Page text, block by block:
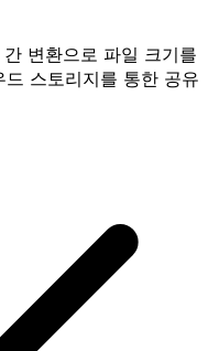
변환으로 파일 크기를
스토리지를 통한 공유